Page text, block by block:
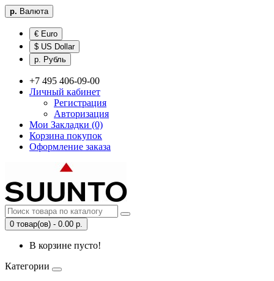
р. Валюта
€ Euro
$ US Dollar
р. Рубль
+7 495 406-09-00
Личный кабинет
Регистрация
Авторизация
Мои Закладки (0)
Корзина покупок
Оформление заказа
0 товар(ов) - 0.00 р.
В корзине пусто!
Категории